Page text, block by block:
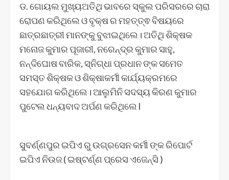
ଡ. ଗୋୟଲ ମୁଖ୍ୟଅତିଥି ଭାବରେ ସ୍କୁଲ ପରିସରରେ ଚାରା
ରୋପଣ କରିଥିଲେ ଓ ବୃକ୍ଷ ର ମହତ୍ତ୍ଵ ବିଷୟରେ
ଛାତ୍ରଛାତ୍ରୀ ମାନଙ୍କୁ ବୁଝାଇଥିଲେ। ଅତିଥି ଶିକ୍ଷକ
ମନୋଜ କୁମାର ପୂଜାରୀ, ନରେନ୍ଦ୍ର କୁମାର ସାହୁ,
ନନ୍ଦିଘୋଷ ବାରିକ, ସ୍ନିଗ୍ଧା ପ୍ରଧାନ ଙ୍କ ସମେତ
ସମସ୍ତ ଶିକ୍ଷକ ଓ ଶିକ୍ଷାକର୍ମୀ କାର୍ଯ୍ୟକ୍ରମରେ
ସହଯୋଗ କରିଥିଲେ। ଆଲୁମିନି ସଦସ୍ୟ କିରଣ କୁମାର
ପୁଟେଲ ଧନ୍ୟବାଦ ଅର୍ପଣ କରିଥିଲେ l
ସୁବର୍ଣ୍ଣପୁର ଇପିଏ ରୁ ଉଗ୍ରସେନ କର୍ମୀ ଙ୍କ ରିପୋର୍ଟ
ଇପିଏ ନିଉଜ ( ଇଷ୍ଟର୍ଣ୍ଣ ପ୍ରେସ ଏଜେନ୍ସି )